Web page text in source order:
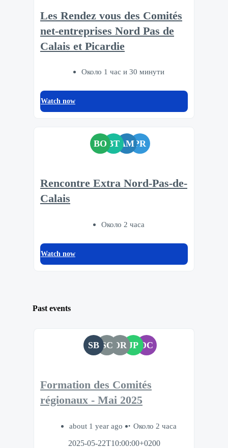
Les Rendez vous des Comités
net-entreprises Nord Pas de
Calais et Picardie
Около 1 час и 30 минути
Watch now
BO BTAMPR
Rencontre Extra Nord-Pas-de-
Calais
Около 2 часа
Watch now
Past events
SB SC DR JP DC
Formation des Comités
régionaux - Mai 2025
about 1 year ago
Около 2 часа
2025-05-22T10:00:00+0200